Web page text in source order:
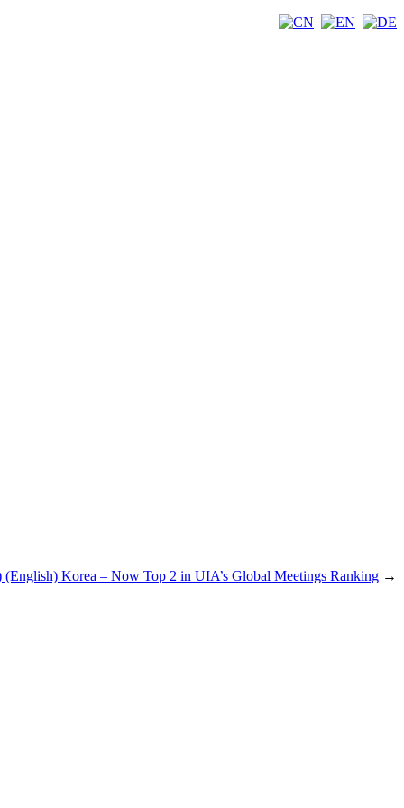
(English) Korea – Now Top 2 in UIA’s Global Meetings Ranking →